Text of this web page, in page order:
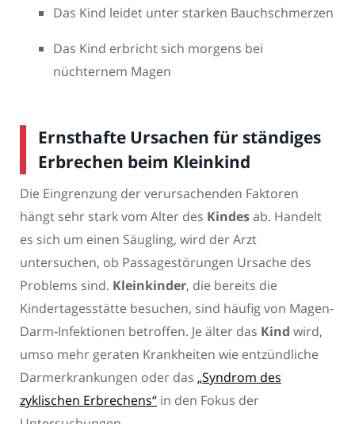
Das Kind leidet unter starken Bauchschmerzen
Das Kind erbricht sich morgens bei
nüchternem Magen
Ernsthafte Ursachen für ständiges
Erbrechen beim Kleinkind
Die Eingrenzung der verursachenden Faktoren
hängt sehr stark vom Alter des Kindesab. Handelt
es sich um einen Säugling, wird der Arzt
untersuchen, ob Passagestörungen Ursache des
Problems sind. Kleinkinder, die bereits die
Kindertagesstätte besuchen, sind häufig von Magen-
Darm-Infektionen betroffen. Je älter das Kind wird,
umso mehr geraten Krankheiten wie entzündliche
Darmerkrankungen oder das „Syndrom des
zyklischen Erbrechens“ in den Fokus der